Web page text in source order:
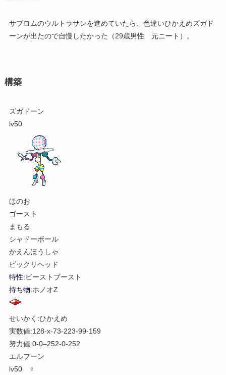
サブロムのウルトラサンを進めていたら、色違いひかえめズガド
ーンが出たので自慢したかった（29歳男性 元ニート）。
構築
ズガドーン
lv50
ほのお
ゴースト
まもる
シャドーボール
かえんほうしゃ
ビックリヘッド
特性:ビーストブースト
持ち物:ホノオZ
せいかく:ひかえめ
実数値:128-x-73-223-99-159
努力値:0-0–252-0-252
エルフーン
lv50 ♀